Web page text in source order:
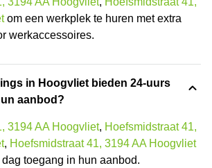
om een werkplek te huren met extra
werkaccessoires.
in Hoogvliet bieden 24-uurs
aanbod?
3194 AA Hoogvliet, Hoefsmidstraat 41,
, Hoefsmidstraat 41, 3194 AA Hoogvliet
toegang in hun aanbod.